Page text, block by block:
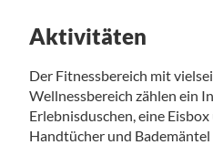
Aktivitäten
Der Fitnessbereich mit
Wellnessbereich zählen ein
Erlebnisduschen, eine
Handtücher und Bademäntel